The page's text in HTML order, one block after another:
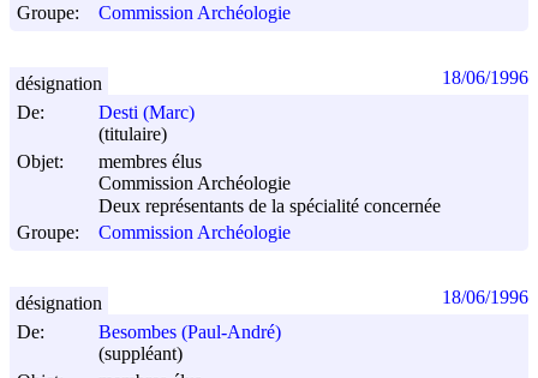
Groupe:
Commission Archéologie
De:
Desti (Marc)
(titulaire)
Objet:
membres élus
Commission Archéologie
Deux représentants de la spécialité concernée
Groupe:
Commission Archéologie
désignation 18/06/1996
De:
Besombes (Paul-André)
(suppléant)
désignation 18/06/1996